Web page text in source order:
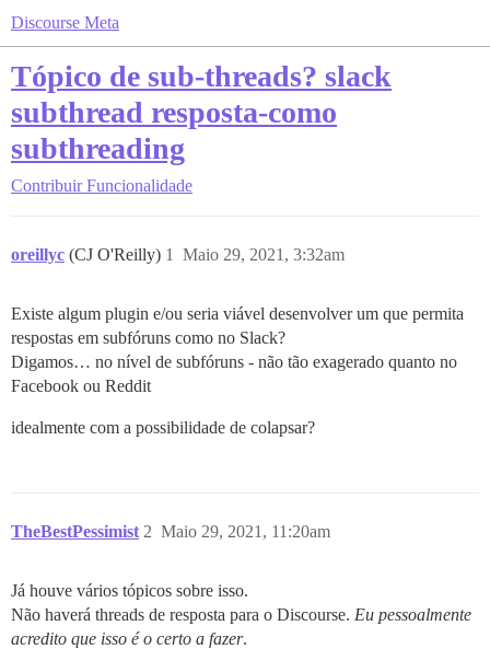
Discourse Meta
Tópico de sub-threads? slack
subthread resposta-como
subthreading
Contribuir Funcionalidade
oreillyc (CJ O'Reilly) Maio 29, 2021, 3:32am
1
Existe algum plugin e/ou seria viável desenvolver um que permita
respostas em subfóruns como no Slack?
Digamos… no nível de subfóruns - não tão exagerado quanto no
Facebook ou Reddit
idealmente com a possibilidade de colapsar?
TheBestPessimist Maio 29, 2021, 11:20am
2
Já houve vários tópicos sobre isso.
Não haverá threads de resposta para o Discourse. Eu pessoalmente
acredito que isso é o certo a fazer.